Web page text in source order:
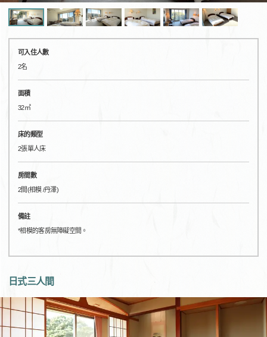
可入住人數
2名
面積
32㎡
床的類型
2張單人床
房間數
2間(相模 /丹澤)
備註
*相模的客房無障礙空間。
日式三人間